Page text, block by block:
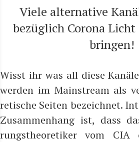
Vie­le alter­na­ti­ve
bezüg­lich Coro­na
bringen!
Wisst ihr was all die­se
wer­den im Main­stream als
re­ti­sche Sei­ten bezeich­net.
Zusam­men­hang ist, dass
rungs­theo­re­ti­ker vom CIA